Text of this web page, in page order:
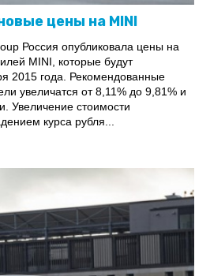
цены на MINI
Россия опубликовала цены на
MINI, которые будут
2015 года. Рекомендованные
увеличатся от 8,11% до 9,81% и
Увеличение стоимости
курса рубля...